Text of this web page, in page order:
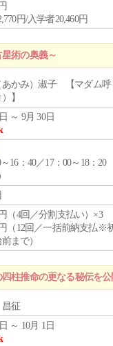
円/入学者20,460円
術の奥義～
あかみ）淑子 【マダム呼
】
～ 9月 30日
16：40／17：00～18：20
（4回／分割支払い）×3
（12回／一括前納支払※
まで）
柱推命の更なる秘伝を
征
～ 10月 1日